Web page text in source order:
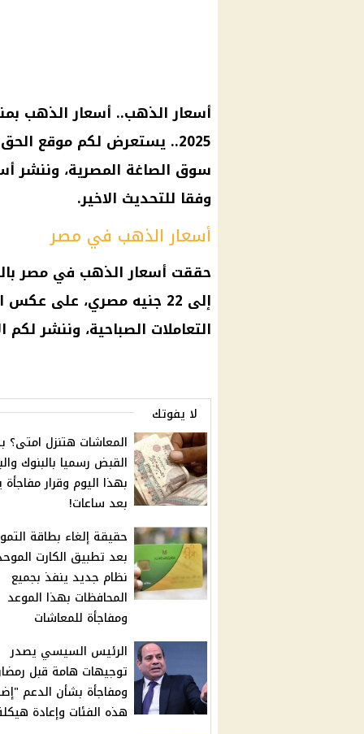
2025.. يستعرض لكم موقع
سوق الصاغة المصرية، وننشر
وفقا للتحديث الاخير.
أسعار الذهب في مصر
حققت أسعار الذهب في مصر
إلى 22 جنيه مصري، على
التعاملات الصباحية، وننشر
لا يفوتك
المعاشات هتنزل امتى؟
القبض رسميا بالبنوك
بهذا اليوم وقرار
بعد ساعات!
حقيقة إلغاء بطاقة
بعد تطبيق الكارت
نظام جديد ينفذ بجميع
المحافظات بهذا الموعد
ومفاجأة للمعاشات
الرئيس السيسي يصدر
توجيهات هامة قبل
ومفاجأة بشأن الدعم
هذه الفئات وإعادة